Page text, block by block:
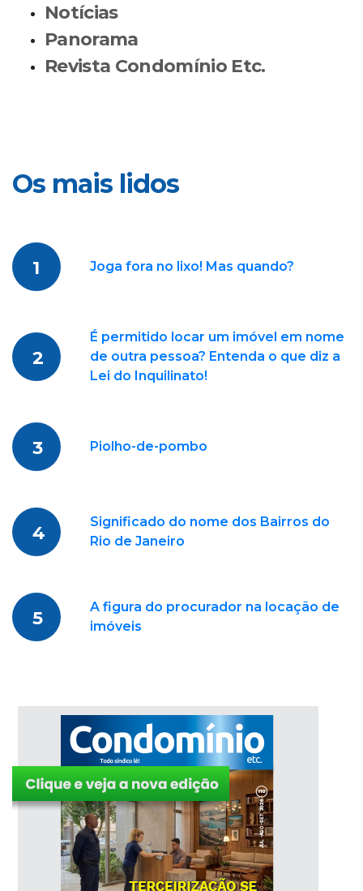
Notícias
Panorama
Revista Condomínio Etc.
Os mais lidos
1 Joga fora no lixo! Mas quando?
2
É permitido locar um imóvel em nome
de outra pessoa? Entenda o que diz a
Lei do Inquilinato!
3 Piolho-de-pombo
4
Significado do nome dos Bairros do
Rio de Janeiro
5
A figura do procurador na locação de
imóveis